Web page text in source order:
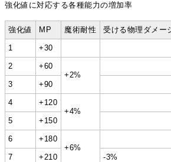
強化値に対応する各種能力の増加率
強化値 MP 魔術耐性 受ける物理ダメー
1 +30
2
+60
+2%
3
+90
4
+120
+4%
5
+150
6
+180
+6%
7
+210 -3%